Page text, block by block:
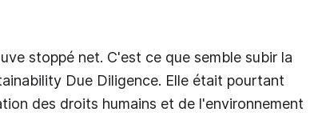
stoppé net. C'est ce que semble subir la
Due Diligence. Elle était pourtant
des droits humains et de l'environnement